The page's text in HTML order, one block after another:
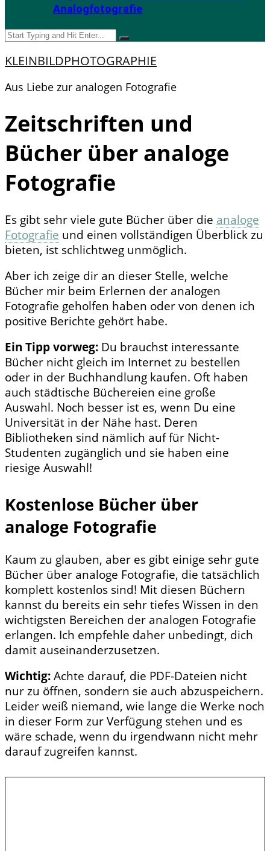
Analogfotografie
KLEINBILDPHOTOGRAPHIE
Aus Liebe zur analogen Fotografie
Zeitschriften und
Bücher über analoge
Fotografie
Es gibt sehr viele gute Bücher über die analoge
Fotografie und einen vollständigen Überblick zu
bieten, ist schlichtweg unmöglich.
Aber ich zeige dir an dieser Stelle, welche
Bücher mir beim Erlernen der analogen
Fotografie geholfen haben oder von denen ich
positive Berichte gehört habe.
Ein Tipp vorweg: Du brauchst interessante
Bücher nicht gleich im Internet zu bestellen
oder in der Buchhandlung kaufen. Oft haben
auch städtische Büchereien eine große
Auswahl. Noch besser ist es, wenn Du eine
Universität in der Nähe hast. Deren
Bibliotheken sind nämlich auf für Nicht-
Studenten zugänglich und sie haben eine
riesige Auswahl!
Kostenlose Bücher über
analoge Fotografie
Kaum zu glauben, aber es gibt einige sehr gute
Bücher über analoge Fotografie, die tatsächlich
komplett kostenlos sind! Mit diesen Büchern
kannst du bereits ein sehr tiefes Wissen in den
wichtigsten Bereichen der analogen Fotografie
erlangen. Ich empfehle daher unbedingt, dich
damit auseinanderzusetzen.
Wichtig: Achte darauf, die PDF-Dateien nicht
nur zu öffnen, sondern sie auch abzuspeichern.
Leider weiß niemand, wie lange die Werke noch
in dieser Form zur Verfügung stehen und es
wäre schade, wenn du irgendwann nicht mehr
darauf zugreifen kannst.